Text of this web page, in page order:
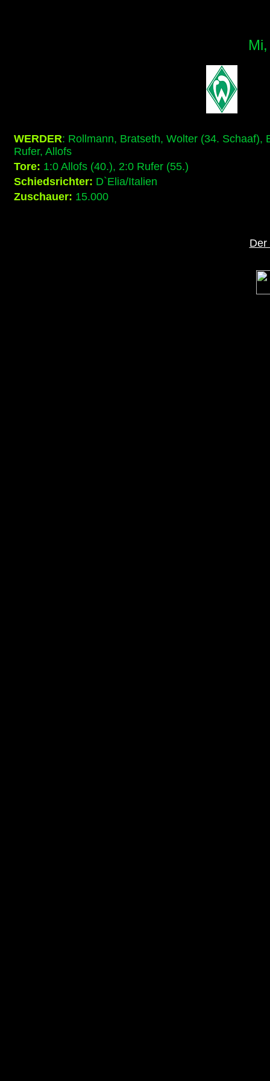
WERDER: Rollmann, Bratseth, Wolter (34.
Rufer, Allofs
Tore: 1:0 Allofs (40.), 2:0 Rufer (55.)
Schiedsrichter: D`Elia/Italien
Zuschauer: 15.000
Der